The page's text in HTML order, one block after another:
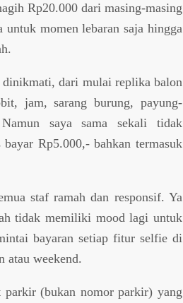
Rp20.000 dari masing-masing
momen lebaran saja hingga
dinikmati, dari mulai replika balon
jam, sarang burung, payung-
saya sama sekali tidak
Rp5.000,- bahkan termasuk
staf ramah dan responsif. Ya
tidak memiliki mood lagi untuk
bayaran setiap fitur selfie di
atau weekend.
parkir (bukan nomor parkir) yang